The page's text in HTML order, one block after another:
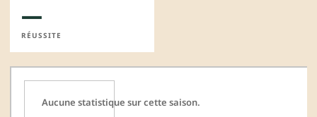
—
RÉUSSITE
Aucune statistique sur cette saison.